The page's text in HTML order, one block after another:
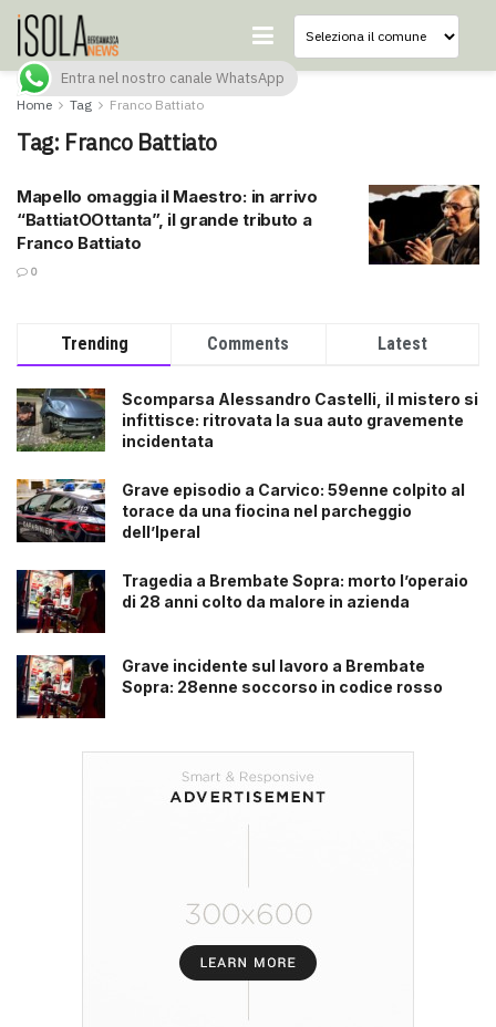
Home Tag Franco Battiato
Tag: Franco Battiato
Mapello omaggia il Maestro: in arrivo
“BattiatOOttanta”, il grande tributo a
Franco Battiato
0
Trending Comments Latest
Scomparsa Alessandro Castelli, il mistero si
infittisce: ritrovata la sua auto gravemente
incidentata
Grave episodio a Carvico: 59enne colpito al
torace da una fiocina nel parcheggio
dell’Iperal
Tragedia a Brembate Sopra: morto l’operaio
di 28 anni colto da malore in azienda
Grave incidente sul lavoro a Brembate
Sopra: 28enne soccorso in codice rosso
Entra nel nostro canale WhatsApp